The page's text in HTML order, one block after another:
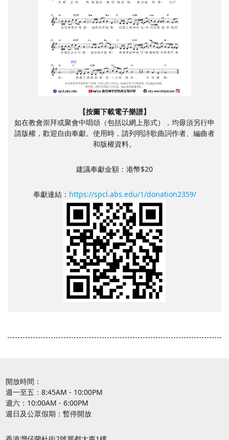
【按圖下載電子樂譜】
如在教會崇拜或聚會中唱頌（包括以網上形式），均毋須另行申
請版權，歡迎自由奉獻。使用時，請列明詩歌曲詞作者、編曲者
和版權資料。
建議奉獻金額：港幣$20
奉獻連結： https://spcl.abs.edu/1/donation2359/
開放時間：
週一至五：8:45AM - 10:00PM
週六：10:00AM - 6:00PM
週日及公眾假期：暫停開放